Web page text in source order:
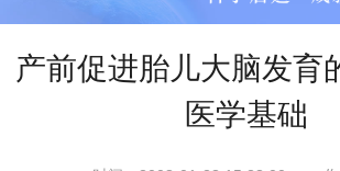
产前促进胎儿大脑发育
医学基础